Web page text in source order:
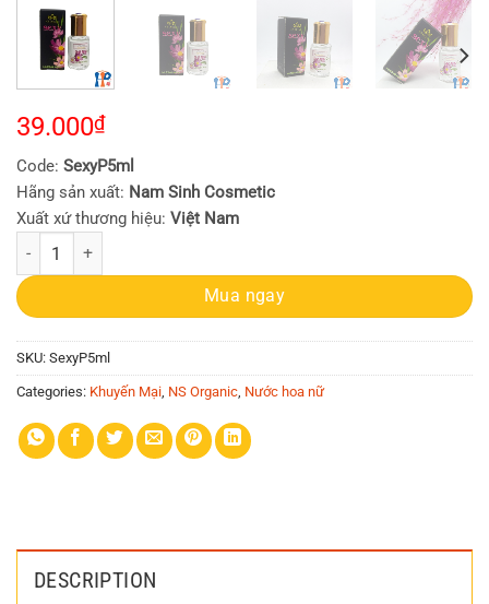
39.000₫
Code: SexyP5ml
Hãng sản xuất: Nam Sinh Cosmetic
Xuất xứ thương hiệu: Việt Nam
Nước hoa Nữ NS Organic Sexy Perfume 5ml (dạng lăn, lưu hương
Mua ngay
SKU: SexyP5ml
Categories: Khuyến Mại, NS Organic, Nước hoa nữ
DESCRIPTION